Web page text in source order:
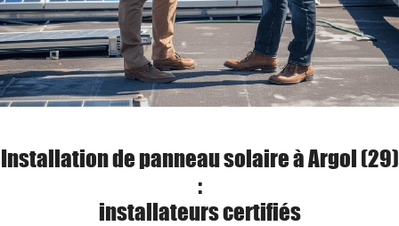
Installation de panneau solaire à Argol (29)
:
installateurs certifiés